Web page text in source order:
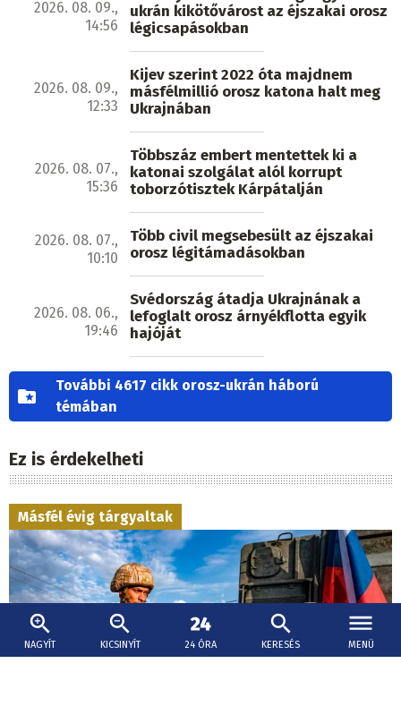
NAGYÍT KICSINYÍT 24 ÓRA KERESÉS MENÜ
2026. 08. 09.,
14:56
ukrán kikötővárost az éjszakai orosz
légicsapásokban
2026. 08. 09.,
12:33
Kijev szerint 2022 óta majdnem
másfélmillió orosz katona halt meg
Ukrajnában
2026. 08. 07.,
15:36
Többszáz embert mentettek ki a
katonai szolgálat alól korrupt
toborzótisztek Kárpátalján
2026. 08. 07.,
10:10
Több civil megsebesült az éjszakai
orosz légitámadásokban
2026. 08. 06.,
19:46
Svédország átadja Ukrajnának a
lefoglalt orosz árnyékflotta egyik
hajóját
További 4617 cikk orosz-ukrán háború
témában
Ez is érdekelheti
Másfél évig tárgyaltak